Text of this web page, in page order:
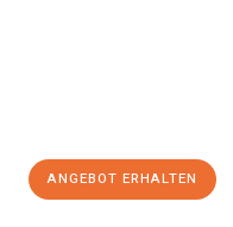
ANGEBOT ERHALTEN